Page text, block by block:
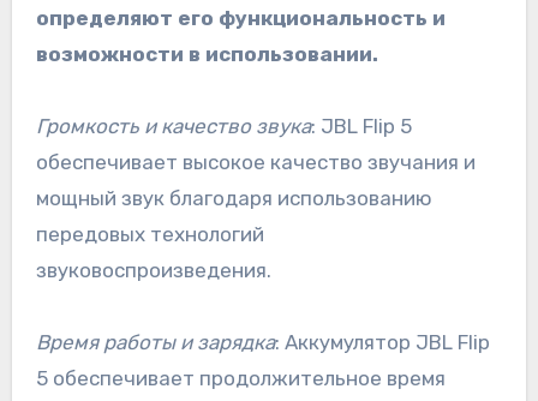
определяют его функциональность и
возможности в использовании.
Громкость и качество звука: JBL Flip 5
обеспечивает высокое качество звучания и
мощный звук благодаря использованию
передовых технологий
звуковоспроизведения.
Время работы и зарядка: Аккумулятор JBL Flip
5 обеспечивает продолжительное время